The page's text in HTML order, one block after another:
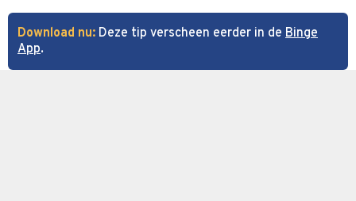
Download nu: Deze tip verscheen eerder in de Binge
App.